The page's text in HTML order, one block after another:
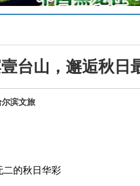
台山，邂逅秋日
滨文旅
的秋日华彩